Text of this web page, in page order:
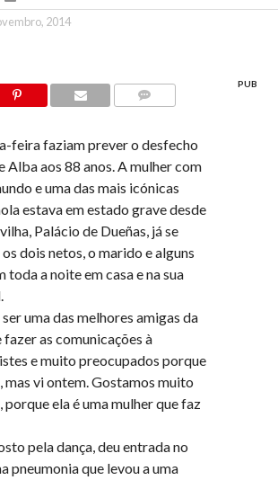
2014
feira faziam prever o desfecho
Alba aos 88 anos. A mulher com
e uma das mais icónicas
estava em estado grave desde
Palácio de Dueñas, já se
dois netos, o marido e alguns
toda a noite em casa e na sua
uma das melhores amigas da
as comunicações à
e muito preocupados porque
mas vi ontem. Gostamos muito
ela é uma mulher que faz
pela dança, deu entrada no
pneumonia que levou a uma
PUB